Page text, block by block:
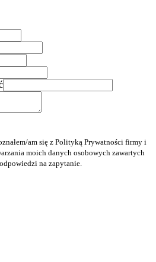
am się z Polityką Prywatności firmy i
moich danych osobowych zawartych
na zapytanie.